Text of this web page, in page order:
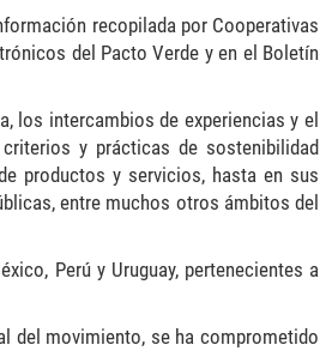
recopilada por Cooperativas
del Pacto Verde y en el Boletín
los intercambios de experiencias y el
y prácticas de sostenibilidad
productos y servicios, hasta en sus
entre muchos otros ámbitos del
Perú y Uruguay, pertenecientes a
del movimiento, se ha comprometido